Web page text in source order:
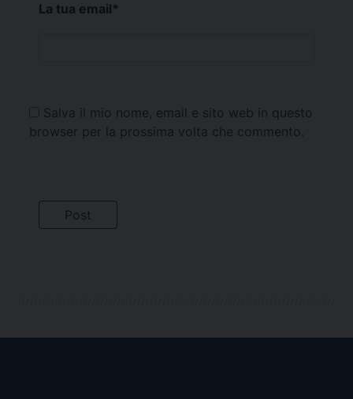
La tua email*
Salva il mio nome, email e sito web in questo
browser per la prossima volta che commento.